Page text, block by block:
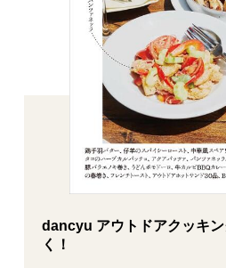
dancyu アウトドアクッキ
く！